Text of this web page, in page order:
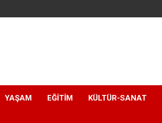
YAŞAM EĞITIM KÜLTÜR-SANAT